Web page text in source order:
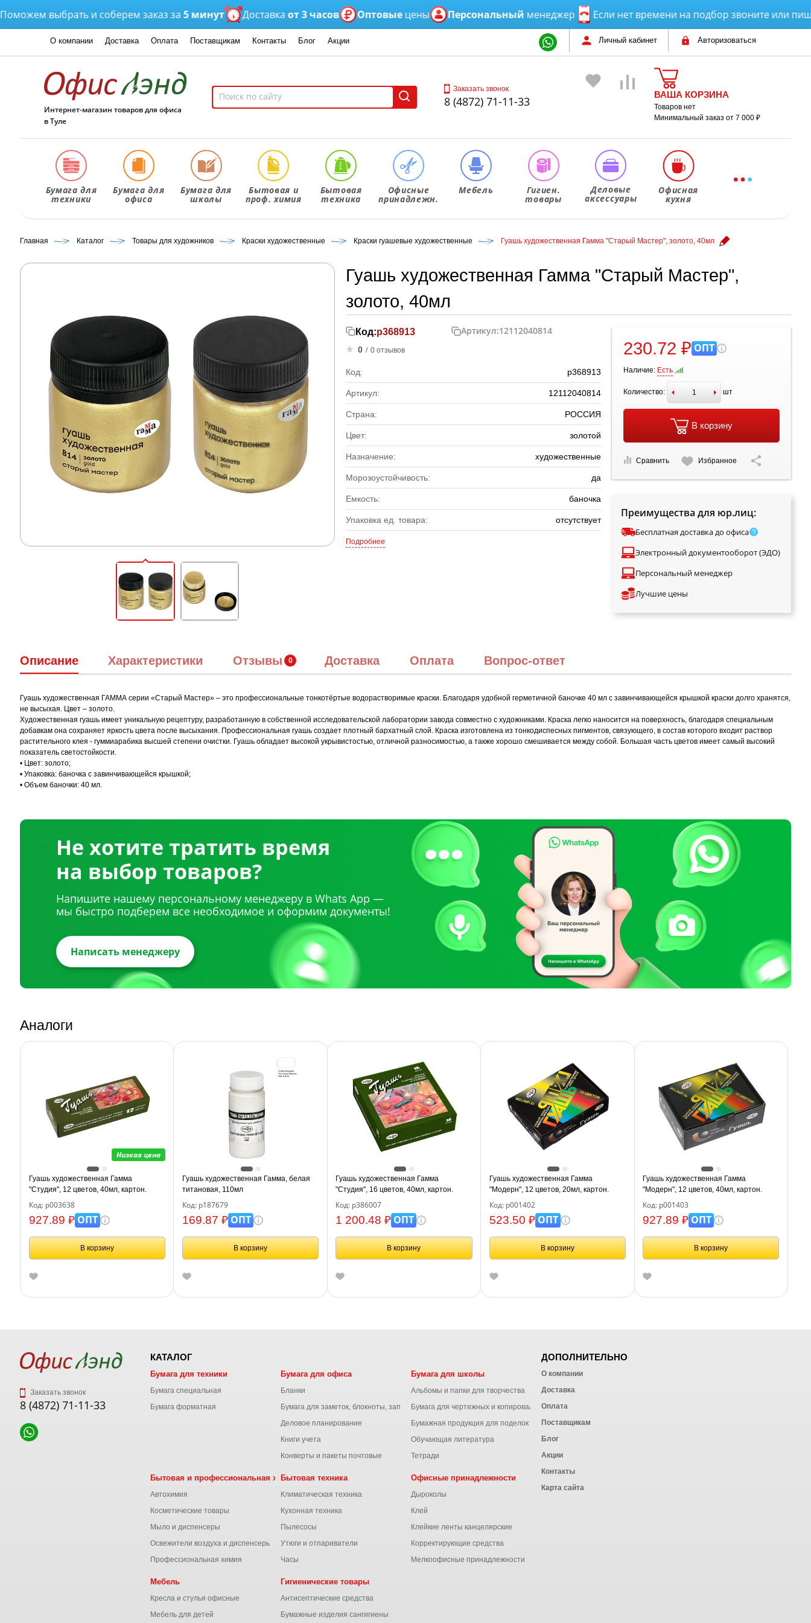
выбрать и соберем заказ за5 минут Доставкаот 3 часов Оптовыецены Персональныйменеджер Если нет времени на подбор звоните или
Личный кабинет Авторизоваться
О компании Доставка Оплата Поставщикам Контакты Блог Акции
Интернет-магазин товаров для офиса
в Туле
Заказать звонок
8 (4872) 71-11-33 ВАША КОРЗИНА
Товаров нет
Минимальный заказ от 7 000 ₽
Бумага для
техники
Бумага для
офиса
Бумага для
школы
Бытовая и
проф. химия
Бытовая
техника
Офисные
принадлежн.
Мебель Гигиен.
товары
Деловые
аксессуары
Офисная
кухня
Главная Каталог Товары для художников Краски художественные Краски гуашевые художественные Гуашь художественная Гамма "Старый Мастер", золото, 40мл
Гуашь художественная Гамма "Старый Мастер",
золото, 40мл
Код:р368913 Артикул:12112040814
0 / 0 отзывов
Код: р368913
Артикул: 12112040814
Страна: РОССИЯ
Цвет: золотой
Назначение: художественные
Морозоустойчивость: да
Емкость: баночка
Упаковка ед. товара: отсутствует
Подробнее
230.72 ₽ ОПТ
Наличие: Есть
Количество: шт
В корзину
Сравнить Избранное
Преимущества для юр.лиц:
Бесплатная доставка до офиса
Электронный документооборот (ЭДО)
Персональный менеджер
Лучшие цены
Описание Характеристики Отзывы Доставка Оплата Вопрос-ответ
Гуашь художественная ГАММА серии «Старый Мастер» – это профессиональные тонкотёртые водорастворимые краски. Благодаря удобной герметичной баночке 40 мл с завинчивающейся крышкой краски долго хранятся,
не высыхая. Цвет – золото.
Художественная гуашь имеет уникальную рецептуру, разработанную в собственной исследовательской лаборатории завода совместно с художниками. Краска легко наносится на поверхность, благодаря специальным
добавкам она сохраняет яркость цвета после высыхания. Профессиональная гуашь создает плотный бархатный слой. Краска изготовлена из тонкодиспесных пигментов, связующего, в состав которого входит раствор
растительного клея - гуммиарабика высшей степени очистки. Гуашь обладает высокой укрывистостью, отличной разносимостью, а также хорошо смешивается между собой. Большая часть цветов имеет самый высокий
показатель светостойкости.
• Цвет: золото;
• Упаковка: баночка с завинчивающейся крышкой;
• Объем баночки: 40 мл.
Не хотите тратить время
на выбор товаров?
Напишите нашему персональному менеджеру в Whats App —
мы быстро подберем все необходимое и оформим документы!
Написать менеджеру
Аналоги
Низкая цена
Гуашь художественная Гамма
"Студия", 12 цветов, 40мл, картон.
упаковка
Код: р003638
927.89 ₽ОПТ
В корзину
Гуашь художественная Гамма, белая
титановая, 110мл
Код: р187679
169.87 ₽ОПТ
В корзину
Гуашь художественная Гамма
"Студия", 16 цветов, 40мл, картон.
упаковка
Код: р386007
1 200.48 ₽ОПТ
В корзину
Гуашь художественная Гамма
"Модерн", 12 цветов, 20мл, картон.
упаковка
Код: р001402
523.50 ₽ОПТ
В корзину
Гуашь художественная Гамма
"Модерн", 12 цветов, 40мл, картон.
упаковка
Код: р001403
927.89 ₽ОПТ
В корзину
Заказать звонок
8 (4872) 71-11-33
КАТАЛОГ
Бумага для техники
Бумага специальная
Бумага форматная
Бумага для офиса
Бланки
Бумага для заметок, блокноты, записные книжки
Деловое планирование
Книги учета
Конверты и пакеты почтовые
Бумага для школы
Альбомы и папки для творчества
Бумага для чертежных и копировальных работ
Бумажная продукция для поделок
Обучающая литература
Тетради
Бытовая и профессиональная химия
Автохимия
Косметические товары
Мыло и диспенсеры
Освежители воздуха и диспенсеры
Профессиональная химия
Бытовая техника
Климатическая техника
Кухонная техника
Пылесосы
Утюги и отпариватели
Часы
Офисные принадлежности
Дыроколы
Клей
Клейкие ленты канцелярские
Корректирующие средства
Мелкоофисные принадлежности
Мебель
Кресла и стулья офисные
Мебель для детей
Гигиенические товары
Антисептические средства
Бумажные изделия сангигиены
ДОПОЛНИТЕЛЬНО
О компании
Доставка
Оплата
Поставщикам
Блог
Акции
Контакты
Карта сайта